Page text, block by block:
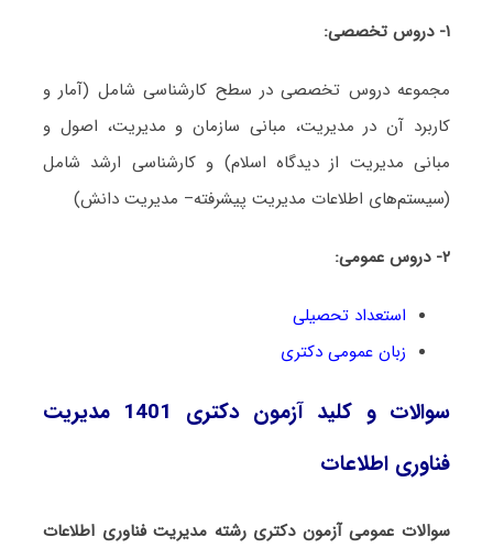
۱- دروس تخصصی:
مجموعه دروس تخصصی در سطح کارشناسی شامل (آمار و
کاربرد آن در مدیریت، مبانی سازمان و مدیریت، اصول و
مبانی مدیریت از دیدگاه اسلام) و کارشناسی ارشد شامل
(سیستم‌های اطلاعات مدیریت پیشرفته– مدیریت دانش)
۲- دروس عمومی:
استعداد تحصیلی
زبان عمومی دکتری
سوالات و کلید آزمون دکتری 1401 مدیریت
فناوری اطلاعات
سوالات عمومی آزمون دکتری رشته مدیریت فناوری اطلاعات